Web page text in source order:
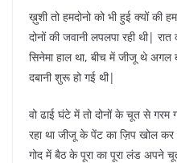
ख़ुशी तो हमदोनो को भी हुई क्यों की
दोनों की जवानी लपलपा रही थी|
सिनेमा हाल था, बीच में जीजू थे अगल
दबानी शुरू हो गई थी|
वो ढाई घंटे में तो दोनों के चूत से गरम
रहा था जीजू के पेंट का ज़िप खोल
गोद में बैठ के पूरा का पूरा लंड अपने